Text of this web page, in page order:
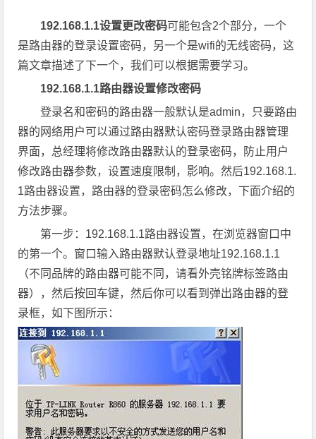
192.168.1.1设置更改密码可能包含2个部分，一个
是路由器的登录设置密码，另一个是wifi的无线密码，这
篇文章描述了下一个，我们可以根据需要学习。
192.168.1.1路由器设置修改密码
登录名和密码的路由器一般默认是admin，只要路由
器的网络用户可以通过路由器默认密码登录路由器管理
界面，总经理将修改路由器默认的登录密码，防止用户
修改路由器参数，设置速度限制，影响。然后192.168.1.
1路由器设置，路由器的登录密码怎么修改，下面介绍的
方法步骤。
第一步：192.168.1.1路由器设置，在浏览器窗口中
的第一个。窗口输入路由器默认登录地址192.168.1.1
（不同品牌的路由器可能不同，请看外壳铭牌标签路由
器），然后按回车键，然后你可以看到弹出路由器的登
录框，如下图所示：